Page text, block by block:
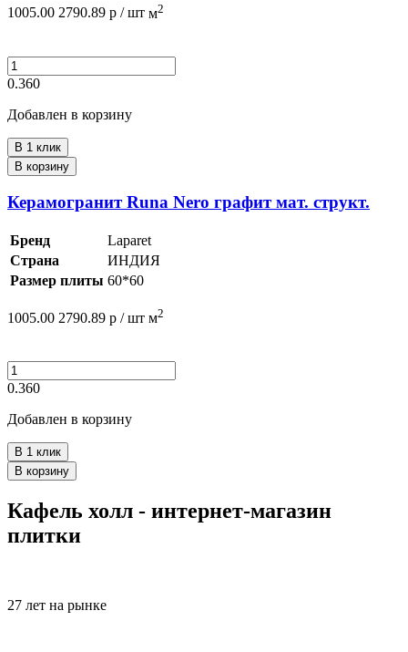
1005.00 2790.89 р / шт м2
0.360
Добавлен в корзину
В 1 клик
В корзину
Керамогранит Runa Nero графит мат. структ.
Бренд
Laparet
Страна
ИНДИЯ
Размер плиты 60*60
1005.00 2790.89 р / шт м2
0.360
Добавлен в корзину
В 1 клик
В корзину
Кафель холл - интернет-магазин
плитки
27 лет на рынке